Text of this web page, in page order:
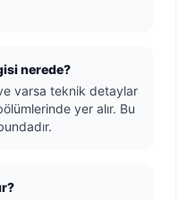
nerede?
varsa teknik detaylar
yer alır. Bu